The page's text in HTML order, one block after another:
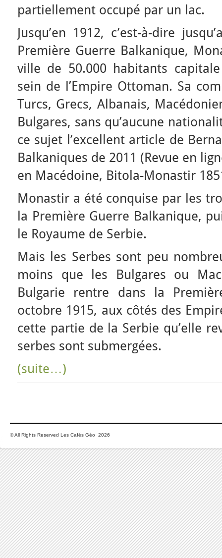
partiellement occupé par un lac.
Jusqu’en 1912, c’est-à-dire
Première Guerre Balkanique,
ville de 50.000 habitants
sein de l’Empire Ottoman. Sa
Turcs, Grecs, Albanais,
Bulgares, sans qu’aucune
ce sujet l’excellent article de
Balkaniques de 2011 (Revue en
en Macédoine, Bitola-Monastir
Monastir a été conquise par les
la Première Guerre Balkanique,
le Royaume de Serbie.
Mais les Serbes sont peu
moins que les Bulgares ou
Bulgarie rentre dans la
octobre 1915, aux côtés des
cette partie de la Serbie qu’elle
serbes sont submergées.
(suite…)
© All Rights Reserved Les Cafés Géo 2026